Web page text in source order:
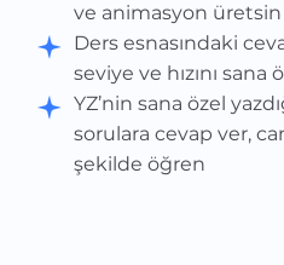
ve animasyon üretsin
Ders esnasındaki
seviye ve hızını sana
YZ’nin sana özel
sorulara cevap ver,
şekilde öğren